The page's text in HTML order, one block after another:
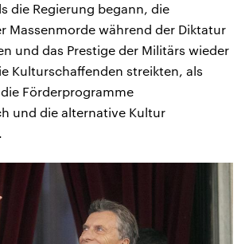
die Regierung begann, die
Massenmorde während der Diktatur
und das Prestige der Militärs wieder
Kulturschaffenden streikten, als
Förderprogramme
und die alternative Kultur